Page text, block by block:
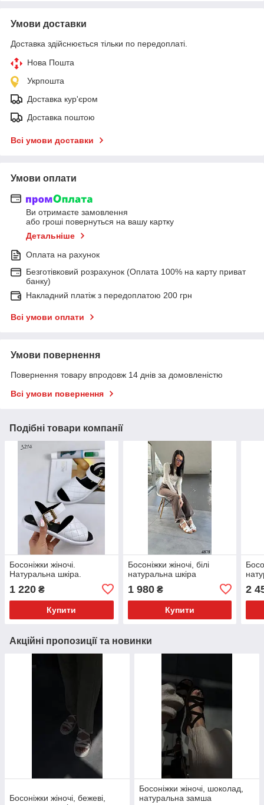
Умови доставки
Доставка здійснюється тільки по передоплаті.
Нова Пошта
Укрпошта
Доставка кур'єром
Доставка поштою
Всі умови доставки
Умови оплати
Ви отримаєте замовлення
або гроші повернуться на вашу картку
Детальніше
Оплата на рахунок
Безготівковий розрахунок (Оплата 100% на карту приват
банку)
Накладний платіж з передоплатою 200 грн
Всі умови оплати
Умови повернення
Повернення товару впродовж 14 днів за домовленістю
Всі умови повернення
Подібні товари компанії
Босоніжки жіночі.
Натуральна шкіра.
1 220 ₴
Купити
Босоніжки жіночі, білі
натуральна шкіра
1 980₴
Купити
2
Акційні пропозиції та новинки
Босоніжки жіночі, бежеві,
Босоніжки жіночі, шоколад,
натуральна замша